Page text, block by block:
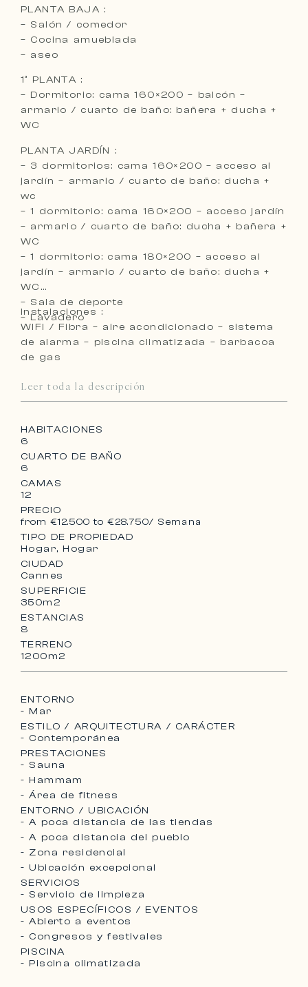
PLANTA BAJA :
– Salón / comedor
– Cocina amueblada
– aseo
1ª PLANTA :
– Dormitorio: cama 160×200 – balcón –
armario / cuarto de baño: bañera + ducha +
WC
PLANTA JARDÍN :
– 3 dormitorios: cama 160×200 – acceso al
jardín – armario / cuarto de baño: ducha +
wc
– 1 dormitorio: cama 160×200 – acceso jardín
– armario / cuarto de baño: ducha + bañera +
WC
– 1 dormitorio: cama 180×200 – acceso al
jardín – armario / cuarto de baño: ducha +
WC
– Sala de deporte
– Lavadero
Instalaciones :
WIFI / Fibra – aire acondicionado – sistema
de alarma – piscina climatizada – barbacoa
de gas
Leer toda la descripción
HABITACIONES
6
CUARTO DE BAÑO
6
CAMAS
12
PRECIO
from €12.500 to €28.750/ Semana
TIPO DE PROPIEDAD
Hogar, Hogar
CIUDAD
Cannes
SUPERFICIE
350m2
ESTANCIAS
8
TERRENO
1200m2
ENTORNO
- Mar
ESTILO / ARQUITECTURA / CARÁCTER
- Contemporánea
PRESTACIONES
- Sauna
- Hammam
- Área de fitness
ENTORNO / UBICACIÓN
- A poca distancia de las tiendas
- A poca distancia del pueblo
- Zona residencial
- Ubicación excepcional
SERVICIOS
- Servicio de limpieza
USOS ESPECÍFICOS / EVENTOS
- Abierto a eventos
- Congresos y festivales
PISCINA
- Piscina climatizada